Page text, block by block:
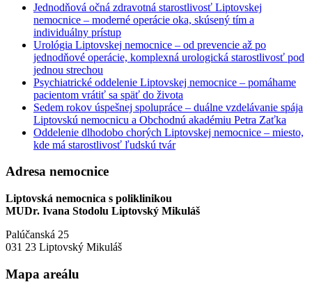
Jednodňová očná zdravotná starostlivosť Liptovskej
nemocnice – moderné operácie oka, skúsený tím a
individuálny prístup
Urológia Liptovskej nemocnice – od prevencie až po
jednodňové operácie, komplexná urologická starostlivosť pod
jednou strechou
Psychiatrické oddelenie Liptovskej nemocnice – pomáhame
pacientom vrátiť sa späť do života
Sedem rokov úspešnej spolupráce – duálne vzdelávanie spája
Liptovskú nemocnicu a Obchodnú akadémiu Petra Zaťka
Oddelenie dlhodobo chorých Liptovskej nemocnice – miesto,
kde má starostlivosť ľudskú tvár
Adresa nemocnice
Liptovská nemocnica s poliklinikou
MUDr. Ivana Stodolu Liptovský Mikuláš
Palúčanská 25
031 23 Liptovský Mikuláš
Mapa areálu